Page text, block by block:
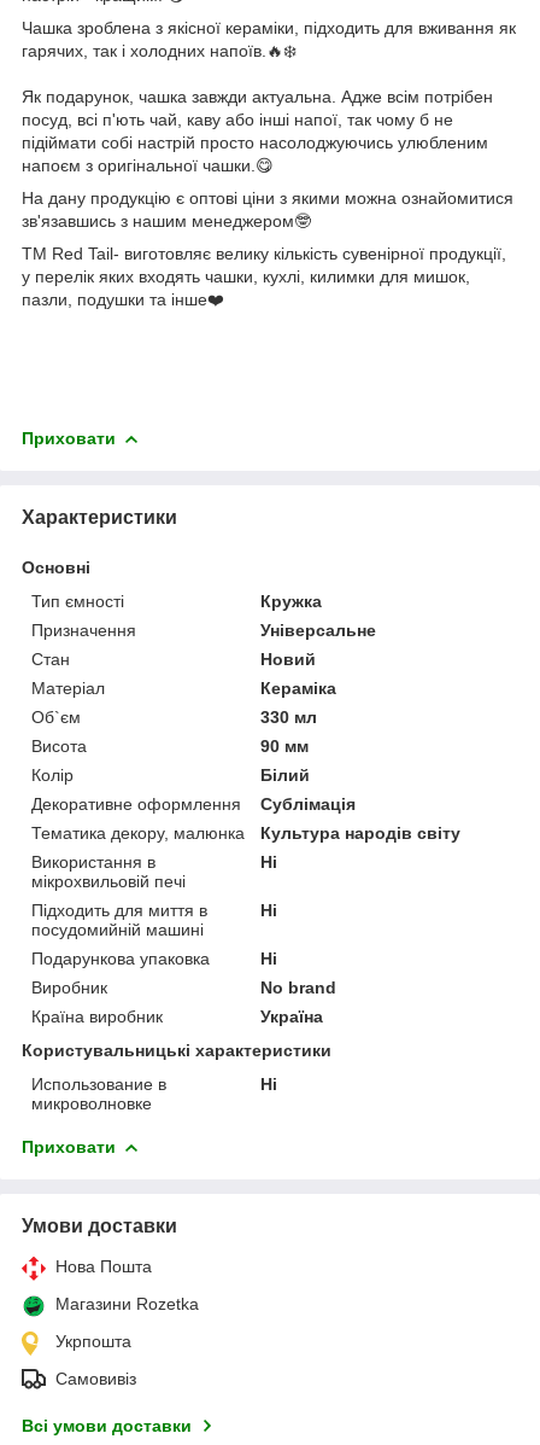
Чашка зроблена з якісної кераміки, підходить для вживання як
гарячих, так і холодних напоїв.🔥❄️
Як подарунок, чашка завжди актуальна. Адже всім потрібен
посуд, всі п'ють чай, каву або інші напої, так чому б не
підіймати собі настрій просто насолоджуючись улюбленим
напоєм з оригінальної чашки.😋
На дану продукцію є оптові ціни з якими можна ознайомитися
зв'язавшись з нашим менеджером🤓
ТМ Red Tail- виготовляє велику кількість сувенірної продукції,
у перелік яких входять чашки, кухлі, килимки для мишок,
пазли, подушки та інше❤️
Приховати
Характеристики
Основні
Тип ємності
Кружка
Призначення
Універсальне
Стан
Новий
Матеріал
Кераміка
Об`єм
330 мл
Висота
90 мм
Колір
Білий
Декоративне оформлення
Сублімація
Тематика декору, малюнка
Культура народів світу
Використання в
мікрохвильовій печі
Ні
Підходить для миття в
посудомийній машині
Ні
Подарункова упаковка
Ні
Виробник
No brand
Країна виробник
Україна
Користувальницькі характеристики
Использование в
микроволновке
Ні
Приховати
Умови доставки
Нова Пошта
Магазини Rozetka
Укрпошта
Самовивіз
Всі умови доставки